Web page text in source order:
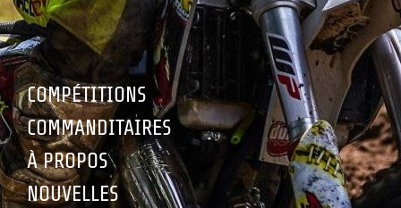
COMPÉTITIONS
COMMANDITAIRES
À PROPOS
NOUVELLES